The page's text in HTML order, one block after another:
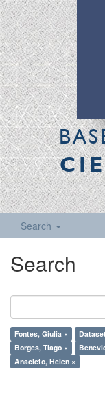
Search
Search
Fontes, Giulia ×
Borges, Tiago ×
Anacleto, Helen ×